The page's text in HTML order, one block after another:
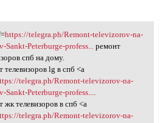
telegra.ph
https://telegra.ph/Remont-televizorov-na-
Sankt-Peterburge-profess...
ремонт
спб на дому.
телевизоров lg в спб <a
telegra.ph/Remont-televizorov-na-
Sankt-Peterburge-profess...
жк телевизоров в спб <a
telegra.ph/Remont-televizorov-na-